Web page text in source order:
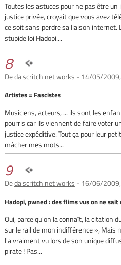
Toutes les astuces pour ne pas être
justice privée, croyait que vous avez
ce soit sans perdre sa liaison internet.
stupide loi Hadopi....
8
Deda scritch net works - 14/05/
Artistes = Fascistes
Musiciens, acteurs, ... ils sont les
pourris car ils viennent de faire voter
justice expéditive. Tout ça pour leur
mâcher mes mots...
9
Deda scritch net works - 16/06/
Hadopi, pwned : des flims vus on ne
Oui, parce qu'on la connaît, la citation
sur le rail de mon indifférence », Mais
l'a vraiment vu lors de son unique
pirate ! Pas...